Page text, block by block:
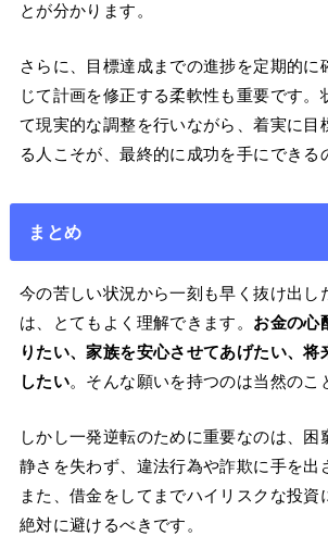
とが分かります。
さらに、目標達成までの進捗を定期的に
じて計画を修正する柔軟性も重要です。
て現実的な調整を行いながら、着実に目
る人こそが、最終的に成功を手にできる
まとめ
今の苦しい状況から一刻も早く抜け出し
は、とてもよく理解できます。 お金の心
りたい、家族を安心させてあげたい、将
したい。そんな願いを持つのは当然のこ
しかし一発逆転のために重要なのは、困
静さを失わず、違法行為や詐欺に手を出
また、借金をしてまでハイリスクな投資
絶対に避けるべきです。